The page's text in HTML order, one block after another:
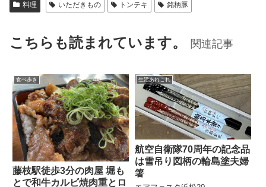
料理 いただきもの トンテキ 銘柄豚
こちらも読まれています。 関連記事
食べ歩き
藤枝駅徒歩3分の肉屋 堀も
とで和牛カルビ焼肉重とロ
生活あれこれ
航空自衛隊70周年の記念品
は雪吊り図柄の輪島塗夫婦
箸